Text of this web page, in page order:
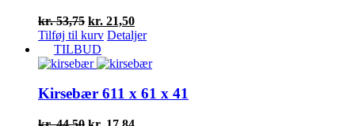
kr.53,75 Den
oprindelige
pris
var:
kr. 21,50Den
aktuelle
er:
Tilføj til kurv Detaljer
TILBUD
Kirsebær 611 x 61 x 41
Den Den